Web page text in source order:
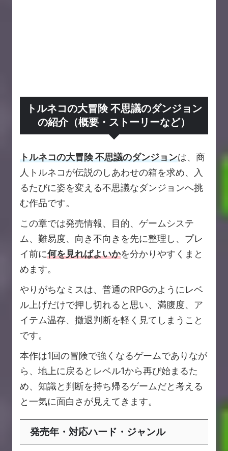
トルネコの大冒険 不思議のダンジョン
の紹介（概要・ストーリーなど）
トルネコの大冒険 不思議のダンジョンは、商
人トルネコが伝説のしあわせの箱を求め、入
るたびに姿を変える不思議なダンジョンへ挑
む作品です。
この章では発売情報、目的、ゲームシステ
ム、難易度、向き不向きを先に整理し、プレ
イ前に何を見ればよいかを分かりやすくまと
めます。
やりがちなミスは、普通のRPGのようにレベ
ル上げだけで押し切れると思い、満腹度、ア
イテム温存、撤退判断を軽く見てしまうこと
です。
本作は1回の冒険で強くなるゲームでありなが
ら、地上に戻るとレベル1から再び始まるた
め、知識と判断を持ち帰るゲームだと考える
と一気に面白さが見えてきます。
発売年・対応ハード・ジャンル